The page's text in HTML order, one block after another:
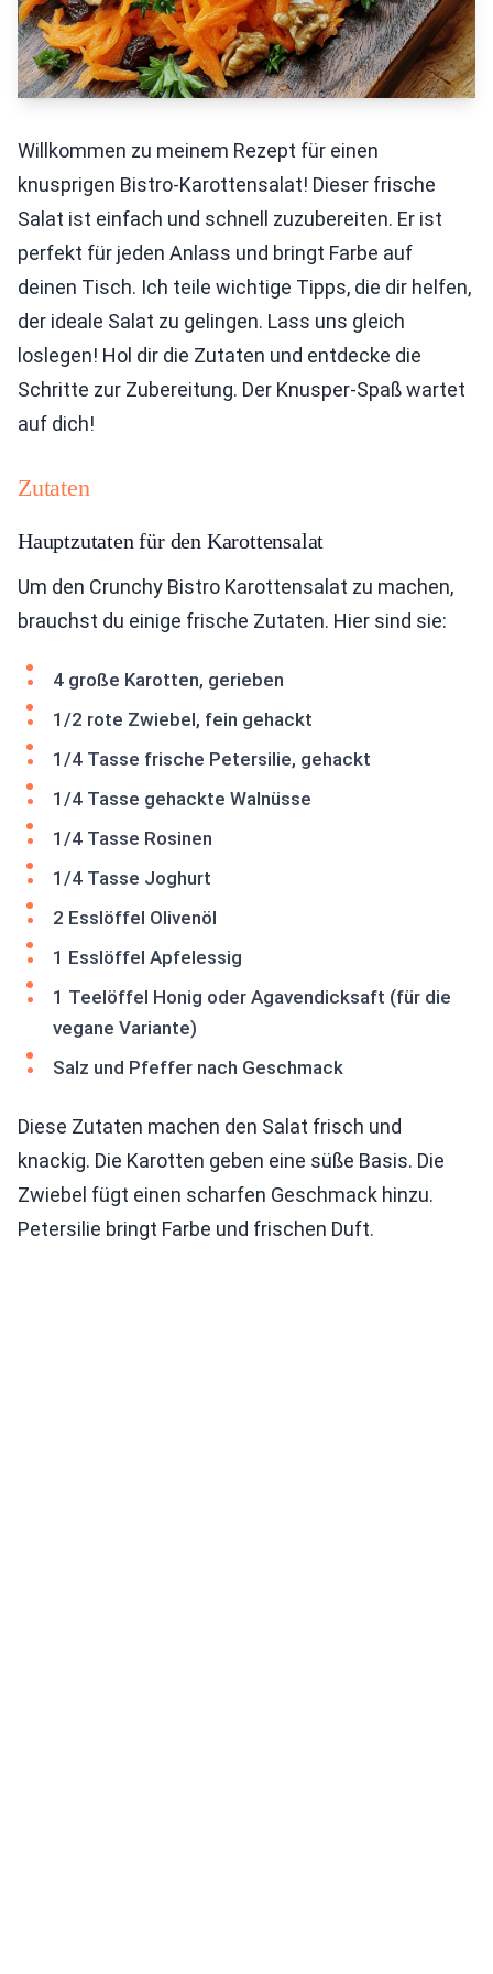
Willkommen zu meinem Rezept für einen
knusprigen Bistro-Karottensalat! Dieser frische
Salat ist einfach und schnell zuzubereiten. Er ist
perfekt für jeden Anlass und bringt Farbe auf
deinen Tisch. Ich teile wichtige Tipps, die dir helfen,
der ideale Salat zu gelingen. Lass uns gleich
loslegen! Hol dir die Zutaten und entdecke die
Schritte zur Zubereitung. Der Knusper-Spaß wartet
auf dich!
Zutaten
Hauptzutaten für den Karottensalat
Um den Crunchy Bistro Karottensalat zu machen,
brauchst du einige frische Zutaten. Hier sind sie:
4 große Karotten, gerieben
1/2 rote Zwiebel, fein gehackt
1/4 Tasse frische Petersilie, gehackt
1/4 Tasse gehackte Walnüsse
1/4 Tasse Rosinen
1/4 Tasse Joghurt
2 Esslöffel Olivenöl
1 Esslöffel Apfelessig
1 Teelöffel Honig oder Agavendicksaft (für die
vegane Variante)
Salz und Pfeffer nach Geschmack
Diese Zutaten machen den Salat frisch und
knackig. Die Karotten geben eine süße Basis. Die
Zwiebel fügt einen scharfen Geschmack hinzu.
Petersilie bringt Farbe und frischen Duft.